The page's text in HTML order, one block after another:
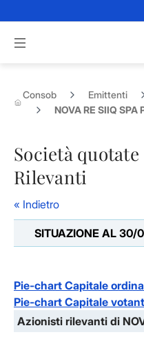
Apri menu di navigazione
Consob Emittenti
NOVA RE SIIQ
Società
Rilevanti
« Indietro
SITUAZIONE AL 30/
Pie-chart Capitale
Pie-chart Capitale
Azionisti rilevanti di